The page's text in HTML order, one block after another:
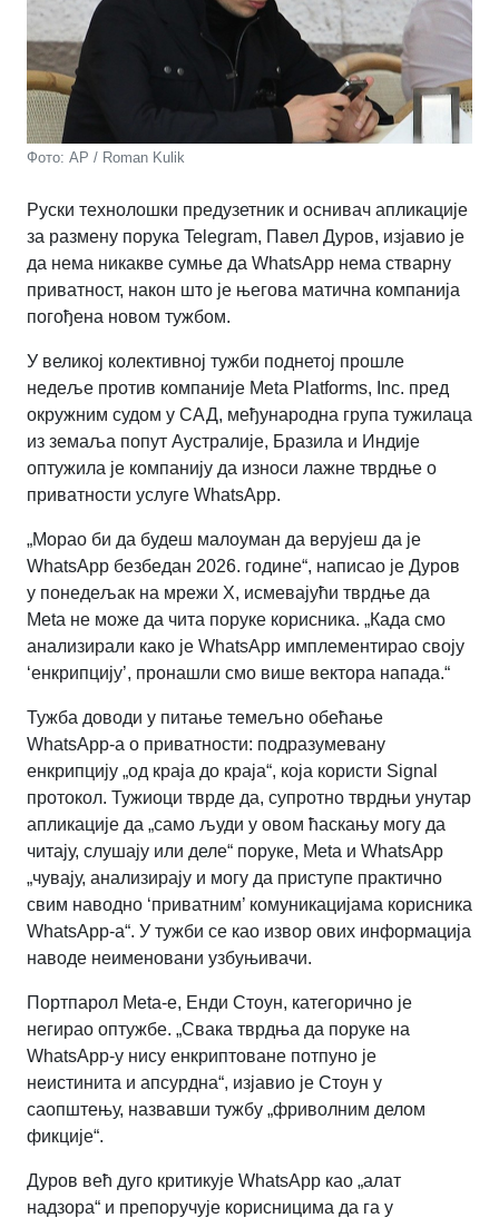
Фото: AP / Roman Kulik
Руски технолошки предузетник и оснивач апликације
за размену порука Telegram, Павел Дуров, изјавио је
да нема никакве сумње да WhatsApp нема стварну
приватност, након што је његова матична компанија
погођена новом тужбом.
У великој колективној тужби поднетој прошле
недеље против компаније Meta Platforms, Inc. пред
окружним судом у САД, међународна група тужилаца
из земаља попут Аустралије, Бразила и Индије
оптужила је компанију да износи лажне тврдње о
приватности услуге WhatsApp.
„Морао би да будеш малоуман да верујеш да је
WhatsApp безбедан 2026. године“, написао је Дуров
у понедељак на мрежи X, исмевајући тврдње да
Meta не може да чита поруке корисника. „Када смо
анализирали како је WhatsApp имплементирао своју
‘енкрипцију’, пронашли смо више вектора напада.“
Тужба доводи у питање темељно обећање
WhatsApp-а о приватности: подразумевану
енкрипцију „од краја до краја“, која користи Signal
протокол. Тужиоци тврде да, супротно тврдњи унутар
апликације да „само људи у овом ћаскању могу да
читају, слушају или деле“ поруке, Meta и WhatsApp
„чувају, анализирају и могу да приступе практично
свим наводно ‘приватним’ комуникацијама корисника
WhatsApp-а“. У тужби се као извор ових информација
наводе неименовани узбуњивачи.
Портпарол Meta-е, Енди Стоун, категорично је
негирао оптужбе. „Свака тврдња да поруке на
WhatsApp-у нису енкриптоване потпуно је
неистинита и апсурдна“, изјавио је Стоун у
саопштењу, назвавши тужбу „фриволним делом
фикције“.
Дуров већ дуго критикује WhatsApp као „алат
надзора“ и препоручује корисницима да га у